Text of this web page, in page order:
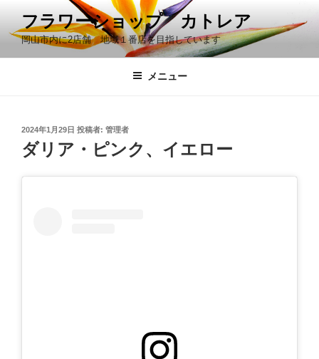
ン
フラワーショップ カトレア
岡山市内に2店舗 地域１番店を目指しています
メニュー
投
稿
日:
2024年1月29日 投稿者: 管理者
ダリア・ピンク、イエロー